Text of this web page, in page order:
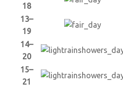
18
13–
19
14–
20
15–
21